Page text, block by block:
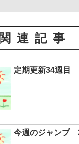
関連記事
定期更新34週目
今週のジャンプ